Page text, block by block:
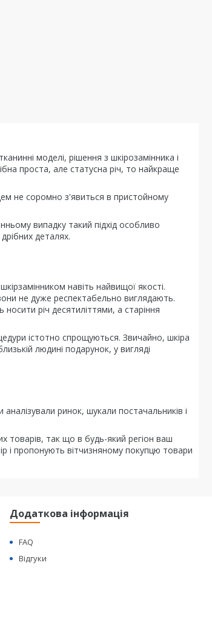
моделі, рішення з шкірозамінника і
проста, але статусна річ, то найкраще
не соромно з'явиться в пристойному
випадку такий підхід особливо
деталях.
навіть найвищої якості.
не дуже респектабельно виглядають.
річ десятиліттями, а старіння
істотно спрощуються. Звичайно, шкіра
людині подарунок, у вигляді
ринок, шукали постачальників і
товарів, так що в будь-який регіон ваш
і пропонують вітчизняному покупцю товари
Додаткова інформація
FAQ
Відгуки